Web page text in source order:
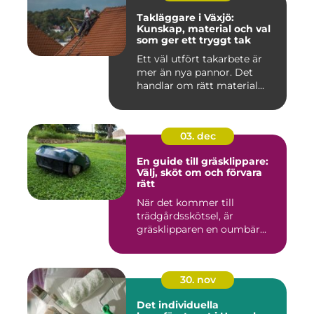
Takläggare i Växjö:
Kunskap, material och val
som ger ett tryggt tak
Ett väl utfört takarbete är
mer än nya pannor. Det
handlar om rätt material...
03. dec
En guide till gräsklippare:
Välj, sköt om och förvara
rätt
När det kommer till
trädgårdsskötsel, är
gräsklipparen en oumbär...
30. nov
Det individuella